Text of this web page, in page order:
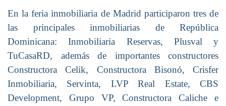
En la feria inmobiliaria de Madrid participaron tres de
las principales inmobiliarias de República
Dominicana: Inmobiliaria Reservas, Plusval y
TuCasaRD, además de importantes constructores
Constructora Celik, Constructora Bisonó, Crisfer
Inmobiliaria, Servinta, LVP Real Estate, CBS
Development, Grupo VP, Constructora Caliche e